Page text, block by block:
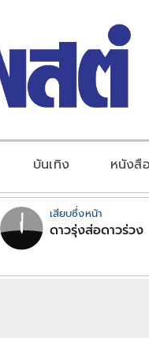
บันเทิง หนังสื
เสียบซึ่งหน้า
ดาวรุ่งส่อดาวร่วง